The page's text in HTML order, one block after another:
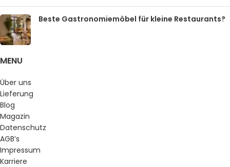
Beste Gastronomiemöbel für kleine Restaurants?
MENU
Über uns
Lieferung
Blog
Magazin
Datenschutz
AGB’s
Impressum
Karriere